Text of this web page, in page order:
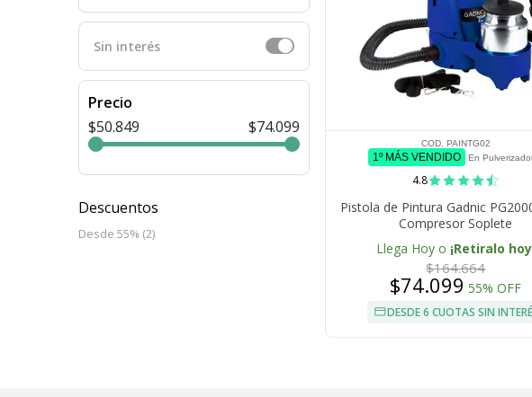
Sin interés
Precio
$50.849
$74.099
Descuentos
Desde 55% (2)
COD. PAINTG02
1º MÁS VENDIDO En
4.8
Pistola de Pintura Gadnic
Compresor Soplete
Llega Hoy o ¡Retiralo
$164.664
$74.099 55% OFF
DESDE 6 CUOTAS SIN